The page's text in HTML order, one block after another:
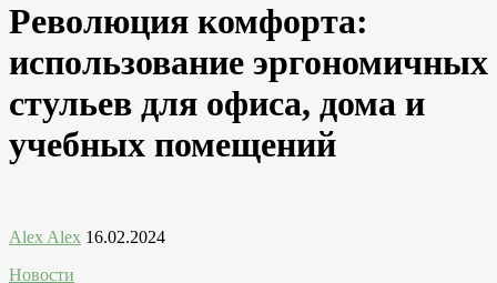
Революция комфорта:
использование эргономичных
стульев для офиса, дома и
учебных помещений
Alex Alex 16.02.2024
Новости